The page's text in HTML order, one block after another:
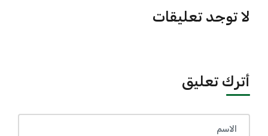
لا توجد تعليقات
أترك تعليق